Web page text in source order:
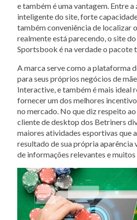
e também é uma vantagem. Entre a
inteligente do site, forte
também conveniência de localizar
realmente está parecendo, o site do
Sportsbook é na verdade o pacote
A marca serve como a plataforma
para seus próprios negócios de
Interactive, e também é mais ideal
fornecer um dos melhores
no mercado. No que diz respeito
cliente de desktop dos Betriners
maiores atividades esportivas que
resultado de sua própria aparência
de informações relevantes e